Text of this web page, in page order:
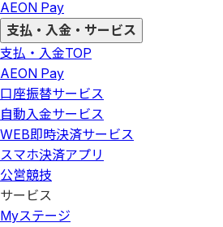
AEON Pay
支払・入金・サービス
支払・入金TOP
AEON Pay
口座振替サービス
自動入金サービス
WEB即時決済サービス
スマホ決済アプリ
公営競技
サービス
Myステージ